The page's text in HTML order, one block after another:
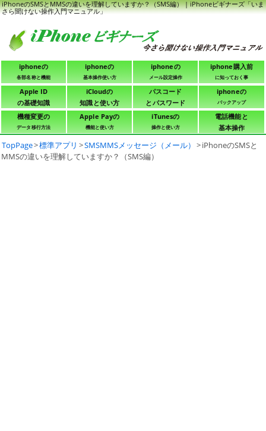
iPhoneのSMSとMMSの違いを理解していますか？（SMS編） | iPhoneビギナーズ「いま
さら聞けない操作入門マニュアル」
iphoneの
各部名称と機能
iphoneの
基本操作使い方
iphoneの
メール設定操作
iphone購入前
に知っておく事
Apple ID
の基礎知識
iCloudの
知識と使い方
パスコード
とパスワード
iphoneの
バックアップ
機種変更の
データ移行方法
Apple Payの
機能と使い方
iTunesの
操作と使い方
電話機能と
基本操作
TopPage>標準アプリ >SMSMMSメッセージ（メール） >iPhoneのSMSと
MMSの違いを理解していますか？（SMS編）